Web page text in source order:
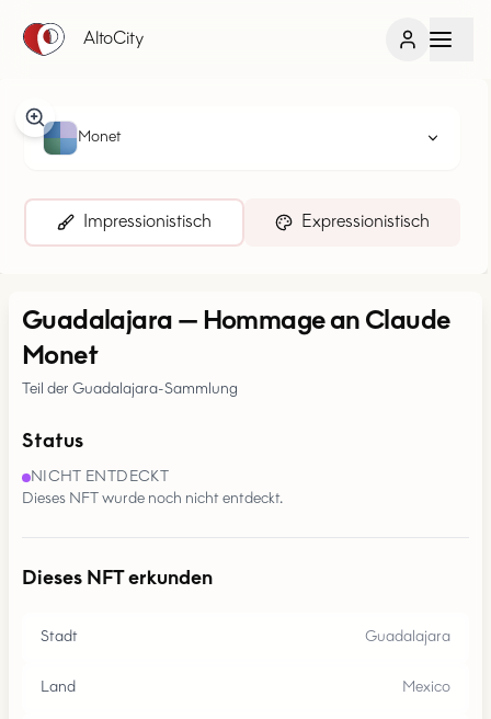
AltoCity
Monet
Impressionistisch Expressionistisch
Guadalajara — Hommage an Claude
Monet
Teil der Guadalajara-Sammlung
Status
NICHT ENTDECKT
Dieses NFT wurde noch nicht entdeckt.
Dieses NFT erkunden
Stadt Guadalajara
Land Mexico